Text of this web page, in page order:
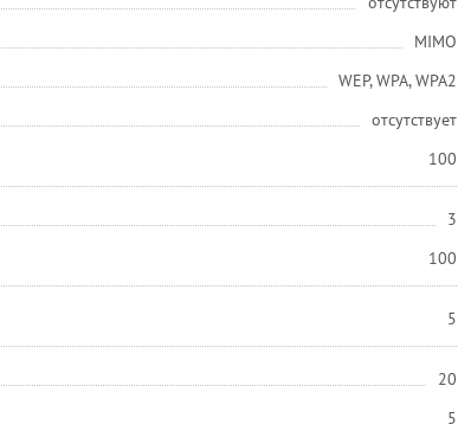
MIMO
WEP, WPA, WPA2
отсутствует
100
3
100
5
20
5